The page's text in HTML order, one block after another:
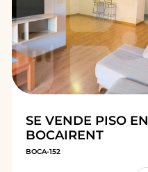
SE VENDE PISO EN
BOCAIRENT
BOCA-152